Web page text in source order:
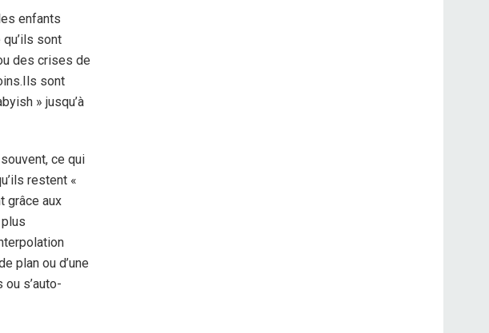
enfants
sont
des crises de
Ils sont
» jusqu’à
ce qui
restent «
grâce aux
plus
plan ou d’une
s’auto-